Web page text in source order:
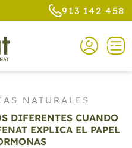
913 142 458
NATURALES
DIFERENTES CUANDO
EXPLICA EL PAPEL